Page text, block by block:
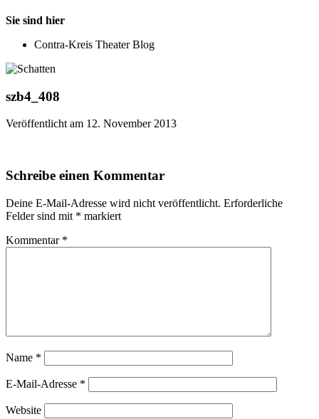
Sie sind hier
Contra-Kreis Theater Blog
szb4_408
Veröffentlicht am 12. November 2013
Schreibe einen Kommentar
Deine E-Mail-Adresse wird nicht veröffentlicht. Erforderliche
Felder sind mit * markiert
Kommentar *
Name *
E-Mail-Adresse *
Website